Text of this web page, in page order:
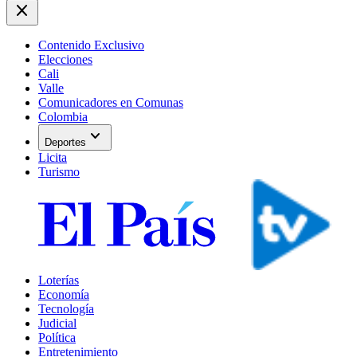
close
Contenido Exclusivo
Elecciones
Cali
Valle
Comunicadores en Comunas
Colombia
Deportes expand_more
Licita
Turismo
Loterías
Economía
Tecnología
Judicial
Política
Entretenimiento